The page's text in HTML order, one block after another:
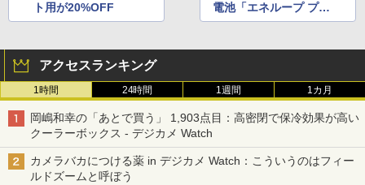
ト用が20%OFF
電池「エネループ プ
ロ」がセール中
アクセスランキング
1時間 24時間 1週間 1カ月
岡嶋和幸の「あとで買う」 1,903点目：高密閉で保冷効果が高い
クーラーボックス - デジカメ Watch
カメラバカにつける薬 in デジカメ Watch：こういうのはフィー
ルドズームと呼ぼう